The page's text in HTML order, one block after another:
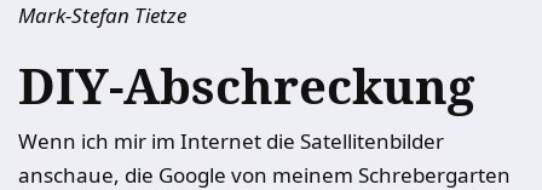
Mark-Stefan Tietze
DIY-Abschreckung
Wenn ich mir im Internet die Satellitenbilder
anschaue, die Google von meinem Schrebergarten